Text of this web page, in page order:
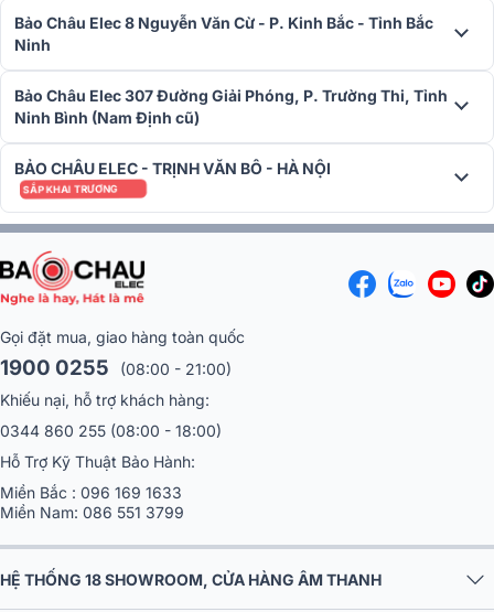
Bảo Châu Elec 8 Nguyễn Văn Cừ - P. Kinh Bắc - Tỉnh Bắc
Ninh
Bảo Châu Elec 307 Đường Giải Phóng, P. Trường Thi, Tỉnh
Ninh Bình (Nam Định cũ)
BẢO CHÂU ELEC - TRỊNH VĂN BÔ - HÀ NỘI
SẮP KHAI TRƯƠNG
Gọi đặt mua, giao hàng toàn quốc
1900 0255
(08:00 - 21:00)
Khiếu nại, hỗ trợ khách hàng:
0344 860 255 (08:00 - 18:00)
Hỗ Trợ Kỹ Thuật Bảo Hành:
Miền Bắc : 096 169 1633
Miền Nam: 086 551 3799
HỆ THỐNG 18 SHOWROOM, CỬA HÀNG ÂM THANH